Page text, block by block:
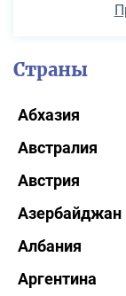
Страны
Абхазия
Австралия
Австрия
Азербайджан
Албания
Аргентина